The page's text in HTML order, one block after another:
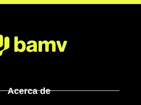
Acerca de